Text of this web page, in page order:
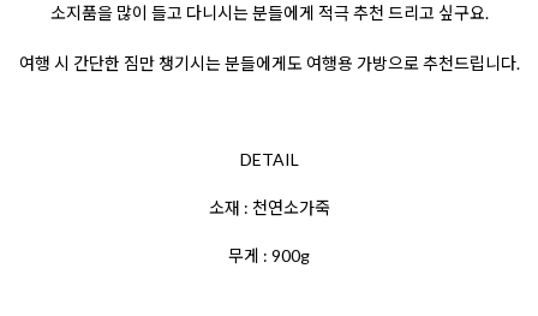
소지품을 많이 들고 다니시는 분들에게 적극 추천 드리고 싶구요.
여행 시 간단한 짐만 챙기시는 분들에게도 여행용 가방으로 추천드립니다.
DETAIL
소재 : 천연소가죽
무게 : 900g